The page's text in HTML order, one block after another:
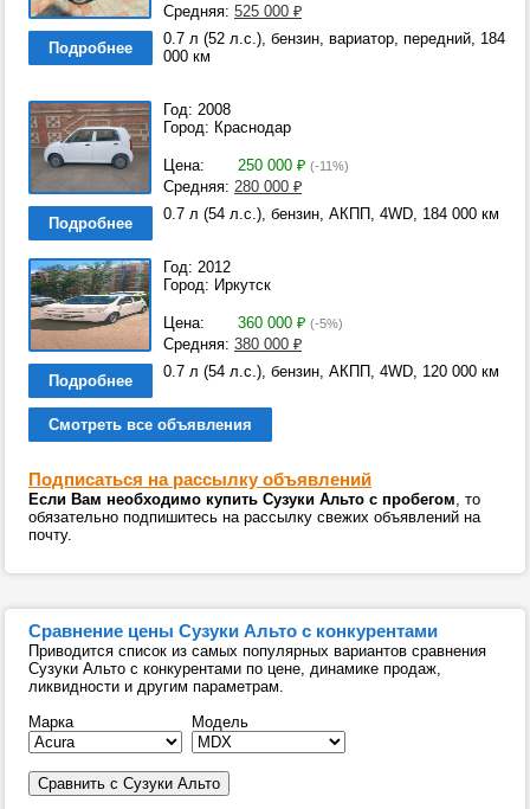
Средняя: 525 000 ₽
Подробнее
0.7 л (52 л.с.), бензин, вариатор, передний, 184
000 км
Год: 2008
Город: Краснодар
Цена: 250 000 ₽ (-11%)
Средняя: 280 000 ₽
Подробнее
0.7 л (54 л.с.), бензин, АКПП, 4WD, 184 000 км
Год: 2012
Город: Иркутск
Цена: 360 000 ₽ (-5%)
Средняя: 380 000 ₽
Подробнее
0.7 л (54 л.с.), бензин, АКПП, 4WD, 120 000 км
Смотреть все объявления
Подписаться на рассылку объявлений
Если Вам необходимо купить Сузуки Альто с пробегом, то
обязательно подпишитесь на рассылку свежих объявлений на
почту.
Сравнение цены Сузуки Альто с конкурентами
Приводится список из самых популярных вариантов сравнения
Сузуки Альто с конкурентами по цене, динамике продаж,
ликвидности и другим параметрам.
Марка
Модель